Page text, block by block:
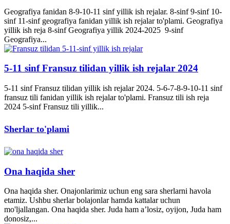
Geografiya fanidan 8-9-10-11 sinf yillik ish rejalar. 8-sinf 9-sinf 10-
sinf 11-sinf geografiya fanidan yillik ish rejalar to'plami. Geografiya
yillik ish reja 8-sinf Geografiya yillik 2024-2025 9-sinf
Geografiya...
5-11 sinf Fransuz tilidan yillik ish rejalar 2024
5-11 sinf Fransuz tilidan yillik ish rejalar 2024. 5-6-7-8-9-10-11 sinf
fransuz tili fanidan yillik ish rejalar to'plami. Fransuz tili ish reja
2024 5-sinf Fransuz tili yillik...
Sherlar to'plami
Ona haqida sher
Ona haqida sher. Onajonlarimiz uchun eng sara sherlarni havola
etamiz. Ushbu sherlar bolajonlar hamda kattalar uchun
mo'ljallangan. Ona haqida sher. Juda ham a’losiz, oyijon, Juda ham
donosiz,...